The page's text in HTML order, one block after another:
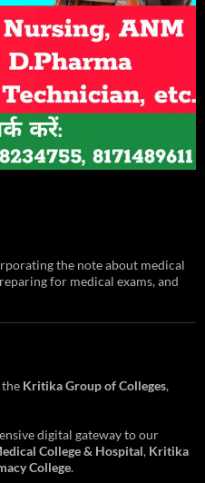
the note about medical
for medical exams, and
Kritika Group of Colleges,
digital gateway to our
College & Hospital, Kritika
College.